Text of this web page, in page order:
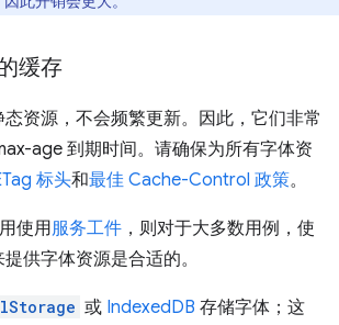
缓存
资源，不会频繁更新。因此，它们非常
age 到期时间。请确保为所有字体资
标头和最佳 Cache-Control 政策。
使用服务工件 ，则对于大多数用例，使
提供字体资源是合适的。
或 IndexedDB 存储字体；这